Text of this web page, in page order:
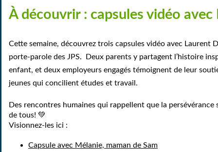
À découvrir : capsules vidéo
Cette semaine, découvrez trois capsules vidéo avec Laurent
porte-parole des JPS.
Deux parents y partagent l’histoire
enfant, et deux employeurs engagés témoignent de leur
jeunes qui concilient études et travail.
Des rencontres humaines qui rappellent que la persévérance
de tous! 💚
Visionnez-les ici :
Capsule avec Mélanie, maman de Sam